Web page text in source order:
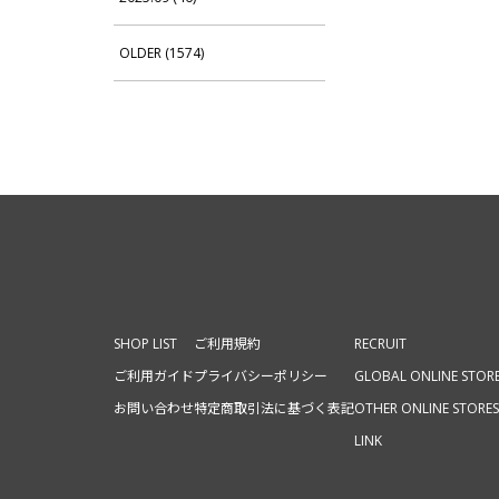
OLDER (1574)
SHOP LIST
ご利用ガイド
お問い合わせ
ご利用規約
プライバシーポリシー
特定商取引法に基づく表記
RECRUIT
GLOBAL ONLINE
OTHER ONLINE STORES
LINK